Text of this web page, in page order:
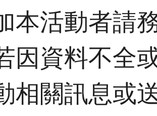
本活動者請
因資料不全
相關訊息或